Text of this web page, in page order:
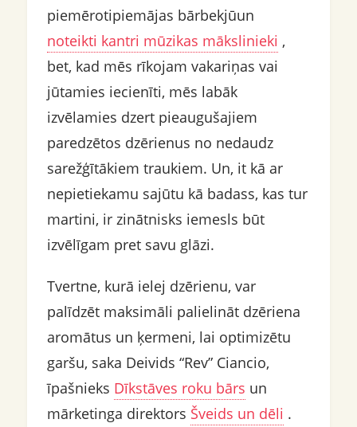
piemērotipiemājas bārbekjūun
noteikti kantri mūzikas mākslinieki ,
bet, kad mēs rīkojam vakariņas vai
jūtamies iecienīti, mēs labāk
izvēlamies dzert pieaugušajiem
paredzētos dzērienus no nedaudz
sarežģītākiem traukiem. Un, it kā ar
nepietiekamu sajūtu kā badass, kas tur
martini, ir zinātnisks iemesls būt
izvēlīgam pret savu glāzi.
Tvertne, kurā ielej dzērienu, var
palīdzēt maksimāli palielināt dzēriena
aromātus un ķermeni, lai optimizētu
garšu, saka Deivids “Rev” Ciancio,
īpašnieks Dīkstāves roku bārs un
mārketinga direktors Šveids un dēli .